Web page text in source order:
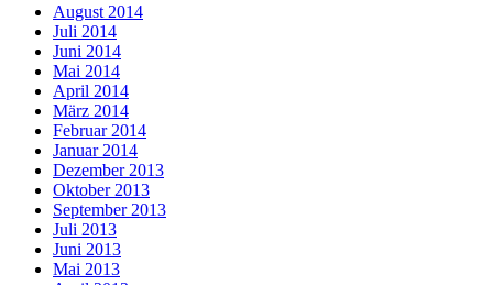
August 2014
Juli 2014
Juni 2014
Mai 2014
April 2014
März 2014
Februar 2014
Januar 2014
Dezember 2013
Oktober 2013
September 2013
Juli 2013
Juni 2013
Mai 2013